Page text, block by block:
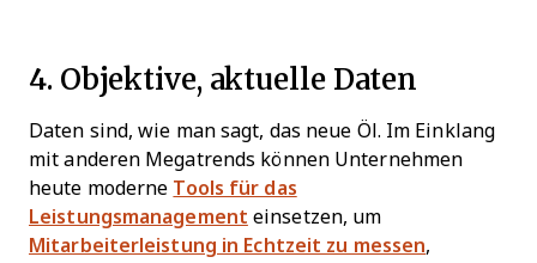
4. Objektive, aktuelle Daten
Daten sind, wie man sagt, das neue Öl. Im Einklang
mit anderen Megatrends können Unternehmen
heute moderne Tools für das
Leistungsmanagement einsetzen, um
Mitarbeiterleistung in Echtzeit zu messen,